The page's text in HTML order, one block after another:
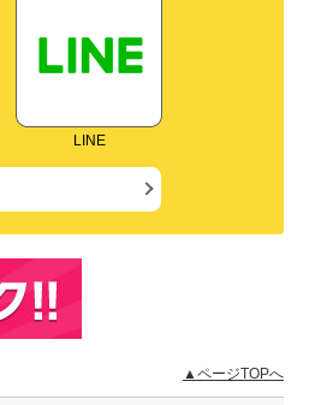
LINE
▲ページTOPへ